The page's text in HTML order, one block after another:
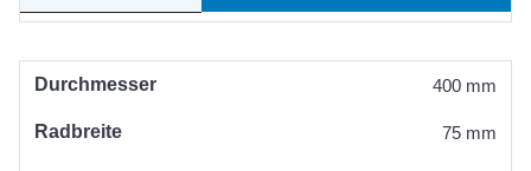
Durchmesser 400 mm
Radbreite 75 mm